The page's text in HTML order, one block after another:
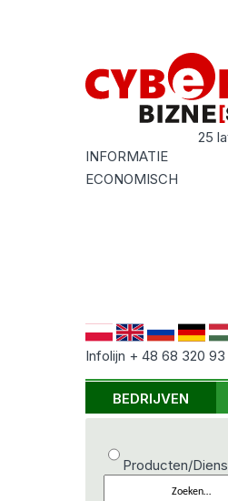
25
INFORMATIE
ECONOMISCH
Infolijn + 48 68 320 93
BEDRIJVEN
Producten/